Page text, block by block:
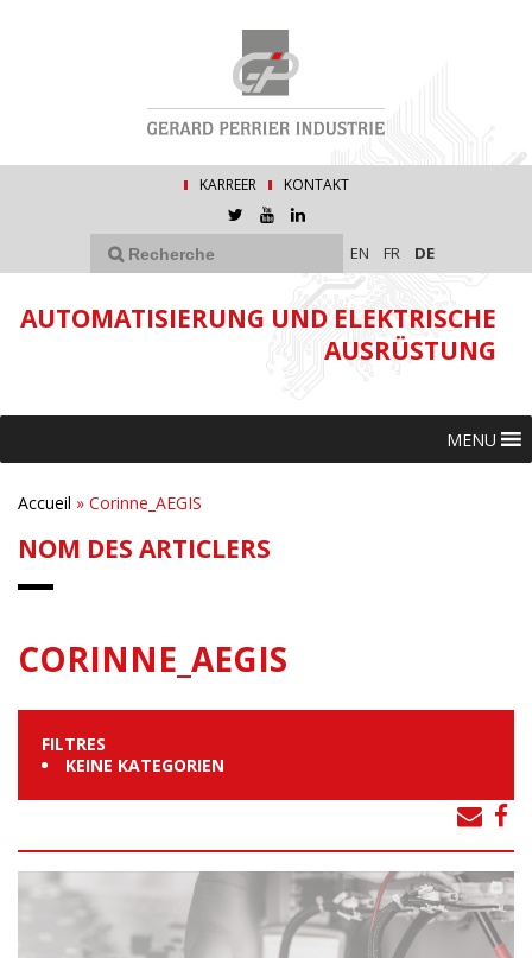
KARREER KONTAKT
EN FR DE
AUTOMATISIERUNG UND ELEKTRISCHE
AUSRÜSTUNG
MENU
Accueil » Corinne_AEGIS
NOM DES ARTICLERS
CORINNE_AEGIS
FILTRES
KEINE KATEGORIEN